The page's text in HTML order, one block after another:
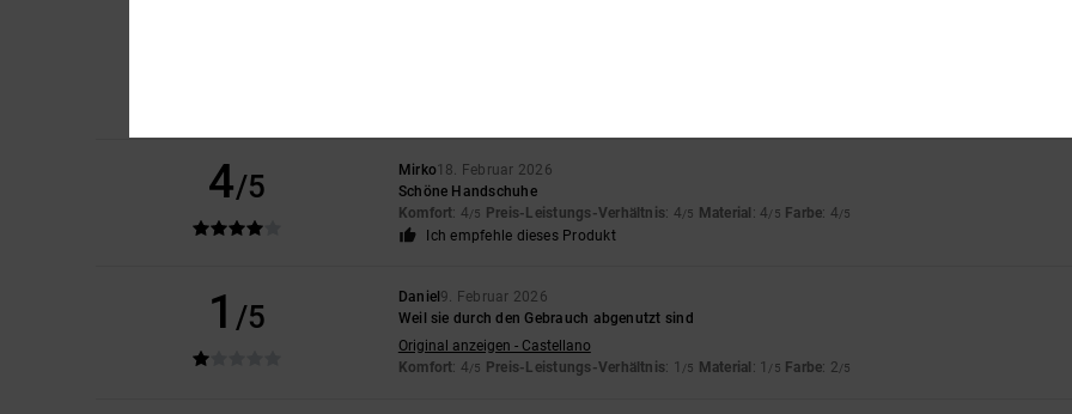
4/5 Mirko18. Februar 2026
Schöne Handschuhe
Komfort: 4/5 Preis-Leistungs-Verhältnis: 4/5 Material : 4/5 Farbe: 4/5
Ich empfehle dieses Produkt
1 /5
Daniel 9. Februar 2026
Weil sie durch den Gebrauch abgenutzt sind
Original anzeigen - Castellano
Komfort: 4/5 Preis-Leistungs-Verhältnis: 1 /5 Material : 1 /5 Farbe: 2/5